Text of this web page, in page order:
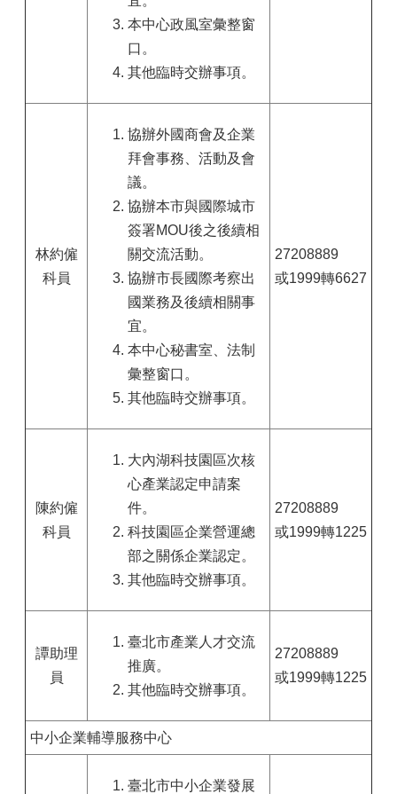
本中心政風室彙整窗
口。
其他臨時交辦事項。
林約僱
科員
協辦外國商會及企業
拜會事務、活動及會
議。
協辦本市與國際城市
簽署MOU後之後續相
關交流活動。
協辦市長國際考察出
國業務及後續相關事
宜。
本中心秘書室、法制
彙整窗口。
其他臨時交辦事項。
27208889
或1999轉6627
陳約僱
科員
大內湖科技園區次核
心產業認定申請案
件。
科技園區企業營運總
部之關係企業認定。
其他臨時交辦事項。
27208889
或1999轉1225
譚助理
員
臺北市產業人才交流
推廣。
其他臨時交辦事項。
27208889
或1999轉1225
中小企業輔導服務中心
臺北市中小企業發展